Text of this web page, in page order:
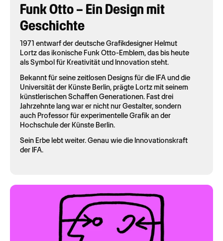
Funk Otto – Ein Design mit
Geschichte
1971 entwarf der deutsche Grafikdesigner Helmut
Lortz das ikonische Funk Otto-Emblem, das bis heute
als Symbol für Kreativität und Innovation steht.
Bekannt für seine zeitlosen Designs für die IFA und die
Universität der Künste Berlin, prägte Lortz mit seinem
künstlerischen Schaffen Generationen. Fast drei
Jahrzehnte lang war er nicht nur Gestalter, sondern
auch Professor für experimentelle Grafik an der
Hochschule der Künste Berlin.
Sein Erbe lebt weiter. Genau wie die Innovationskraft
der IFA.